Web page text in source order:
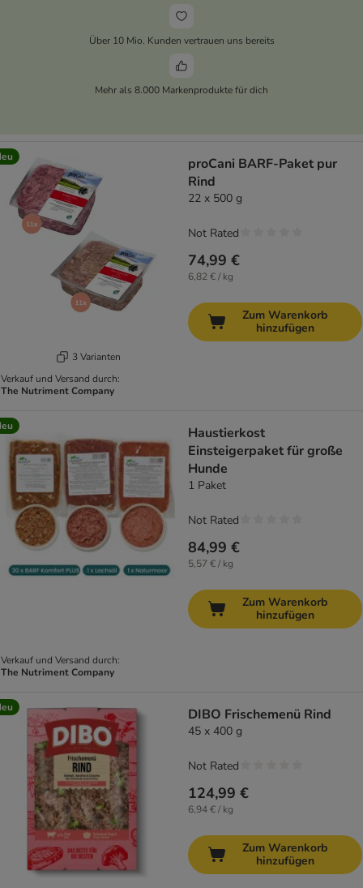
Über 10 Mio. Kunden vertrauen uns bereits
Mehr als 8.000 Markenprodukte für dich
3 Varianten
Verkauf und Versand durch:
The Nutriment Company
proCani BARF-Paket pur
Rind
22 x 500 g
74,99 €
6,82 € / kg
Not Rated
Zum Warenkorb
hinzufügen
Verkauf und Versand durch:
The Nutriment Company
Haustierkost
Einsteigerpaket für große
Hunde
1 Paket
84,99 €
5,57 € / kg
Not Rated
Zum Warenkorb
hinzufügen
DIBO Frischemenü Rind
45 x 400 g
124,99 €
6,94 € / kg
Not Rated
Zum Warenkorb
hinzufügen